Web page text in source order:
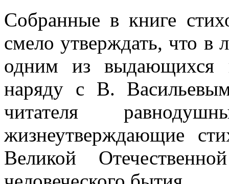
Собранные в книге
смело утверждать, что
одним из выдающихся
наряду с В.
читателя
жизнеутверждающие
Великой